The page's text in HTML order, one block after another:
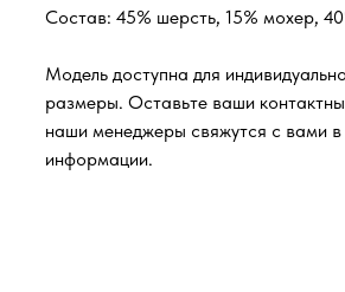
Состав: 45% шерсть, 15% мохер,
Модель доступна для
размеры. Оставьте ваши
наши менеджеры свяжутся с вами
информации.